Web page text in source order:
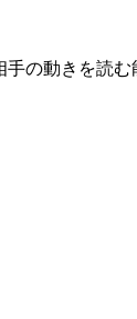
の動きを読む